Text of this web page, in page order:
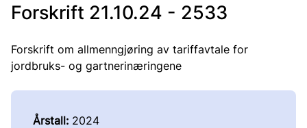
Forskrift 21.10.24 - 2533
Forskrift om allmenngjøring av tariffavtale for
jordbruks- og gartnerinæringene
Årstall: 2024